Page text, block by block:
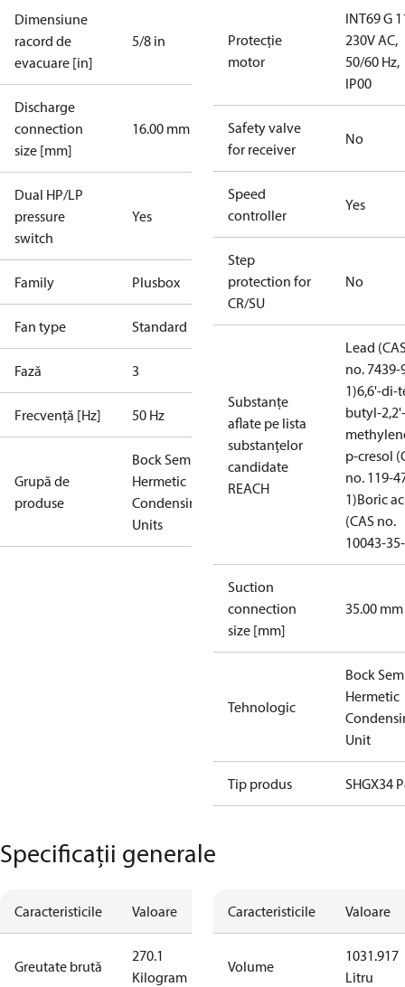
Dimensiune
racord de
evacuare [in]
5/8 in
Discharge
connection
size [mm]
16.00 mm
Dual HP/LP
pressure
switch
Yes
Family Plusbox
Fan type Standard
Fază 3
Frecvență [Hz] 50 Hz
Grupă de
produse
Bock Semi-
Hermetic
Condensing
Units
Protecție
motor
INT69 G
230V AC,
50/60 Hz,
IP00
Safety valve
for receiver
No
Speed
controller
Yes
Step
protection for
CR/SU
No
Substanțe
aflate pe lista
substanțelor
candidate
REACH
Lead
no. 7439-
1)6,6'-di-
butyl-2,2'-
p-cresol
no. 119-
1)Boric
(CAS no.
10043-
Suction
connection
size [mm]
35.00 mm
Tehnologic
Bock
Hermetic
Unit
Tip produs SHGX34
Specificații generale
Caracteristicile Valoare
Greutate brută
270.1
Kilogram
Caracteristicile Valoare
Volume
1031.917
Litru